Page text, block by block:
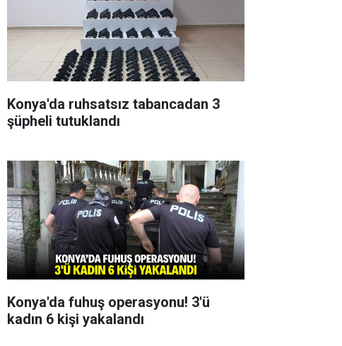
Konya'da ruhsatsız tabancadan 3
şüpheli tutuklandı
Konya'da fuhuş operasyonu! 3'ü
kadın 6 kişi yakalandı